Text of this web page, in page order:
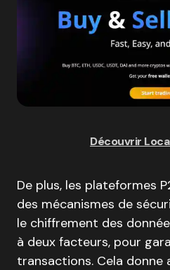
Découvrir
De plus, les plateformes
des mécanismes de
le chiffrement des
à deux facteurs, pour
transactions. Cela donne